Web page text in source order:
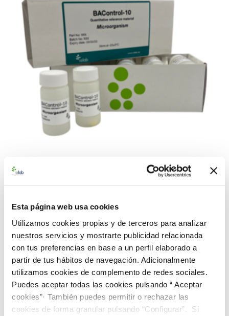
Esta página web usa cookies
Utilizamos cookies propias y de terceros para analizar
nuestros servicios y mostrarte publicidad relacionada
con tus preferencias en base a un perfil elaborado a
partir de tus hábitos de navegación. Adicionalmente
utilizamos cookies de complemento de redes sociales.
Puedes aceptar todas las cookies pulsando “ Aceptar
cookies”· También puedes permitir o rechazar las
cookies de forma granular pulsando “Configurar”. Si
990303 BAControl-10 Rango
Alto-Farma E. faecalis CECT
481
Material de referencia microbiológico cuantitativo de
Enterococcus faecalisCECT 481. Suministrado en una caja
BAControl-10 de 10 viales, conteniendo 1 pastilla por vial.
Rango de concentración alto farma (>100 ufc/0.1 mL)
226,00 €